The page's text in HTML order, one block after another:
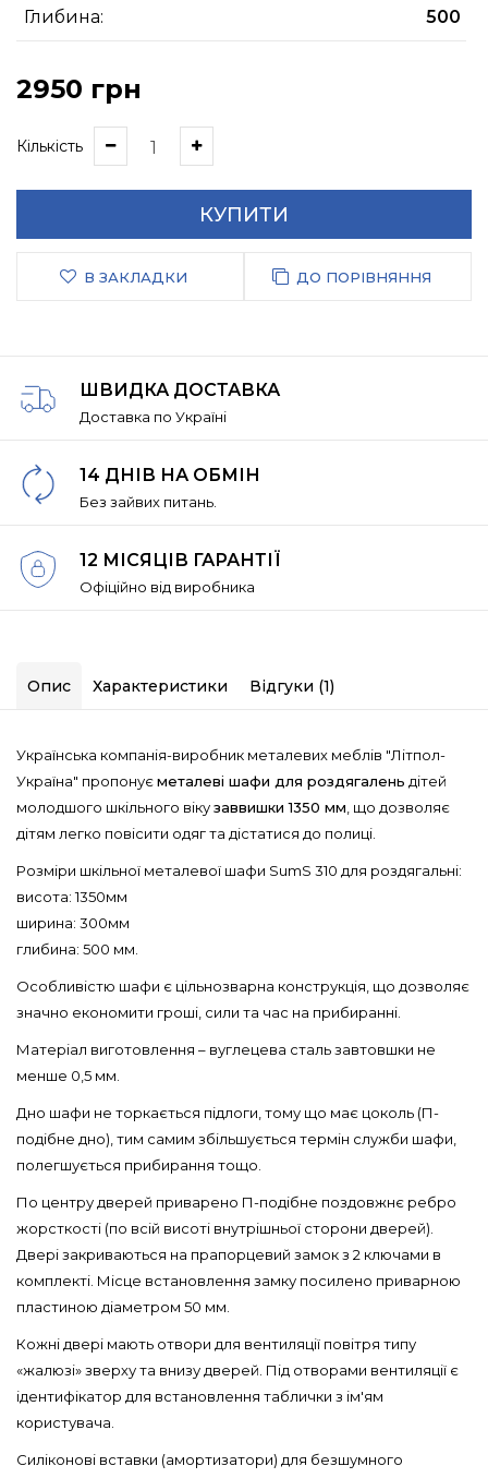
Глибина: 500
2950 грн
Кількість
КУПИТИ
В ЗАКЛАДКИ ДО ПОРІВНЯННЯ
ШВИДКА ДОСТАВКА
Доставка по Україні
14 ДНІВ НА ОБМІН
Без зайвих питань.
12 МІСЯЦІВ ГАРАНТІЇ
Офіційно від виробника
Опис Характеристики Відгуки (1)
Українська компанія-виробник металевих меблів "Літпол-
Україна" пропонуєметалеві шафи для роздягалень дітей
молодшого шкільного вікузаввишки 1350 мм, що дозволяє
дітям легко повісити одяг та дістатися до полиці.
Розміри шкільної металевої шафи SumS 310 для роздягальні:
висота: 1350мм
ширина: 300мм
глибина: 500 мм.
Особливістю шафи є цільнозварна конструкція, що дозволяє
значно економити гроші, сили та час на прибиранні.
Матеріал виготовлення – вуглецева сталь завтовшки не
менше 0,5 мм.
Дно шафи не торкається підлоги, тому що має цоколь (П-
подібне дно), тим самим збільшується термін служби шафи,
полегшується прибирання тощо.
По центру дверей приварено П-подібне поздовжнє ребро
жорсткості (по всій висоті внутрішньої сторони дверей).
Двері закриваються на прапорцевий замок з 2 ключами в
комплекті. Місце встановлення замку посилено приварною
пластиною діаметром 50 мм.
Кожні двері мають отвори для вентиляції повітря типу
«жалюзі» зверху та внизу дверей. Під отворами вентиляції є
ідентифікатор для встановлення таблички з ім'ям
користувача.
Силіконові вставки (амортизатори) для безшумного